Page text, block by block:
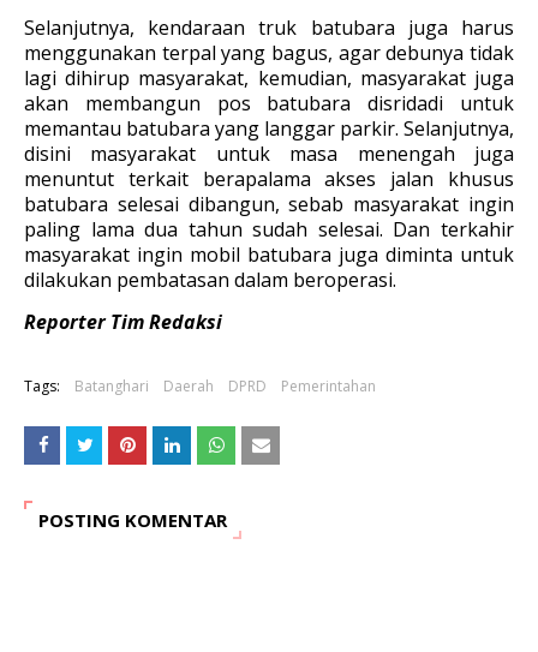
Selanjutnya, kendaraan truk batubara juga harus
menggunakan terpal yang bagus, agar debunya tidak
lagi dihirup masyarakat, kemudian, masyarakat juga
akan membangun pos batubara disridadi untuk
memantau batubara yang langgar parkir. Selanjutnya,
disini masyarakat untuk masa menengah juga
menuntut terkait berapalama akses jalan khusus
batubara selesai dibangun, sebab masyarakat ingin
paling lama dua tahun sudah selesai. Dan terkahir
masyarakat ingin mobil batubara juga diminta untuk
dilakukan pembatasan dalam beroperasi.
Reporter Tim Redaksi
Tags: Batanghari Daerah DPRD Pemerintahan
POSTING KOMENTAR